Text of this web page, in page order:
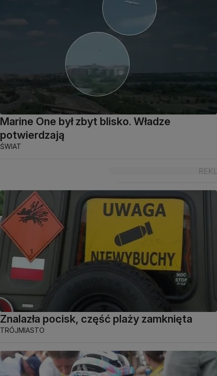
Marine One był zbyt blisko. Władze
potwierdzają
ŚWIAT
Znalazła pocisk, część plaży zamknięta
TRÓJMIASTO